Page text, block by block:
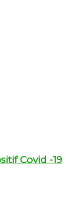
Covid -19